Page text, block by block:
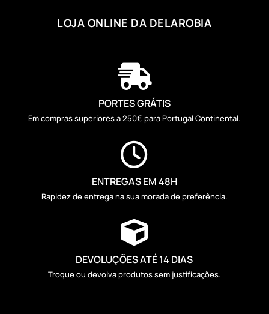
LOJA ONLINE DA DELAROBIA

PORTES GRÁTIS
Em compras superiores a 250€ para Portugal Continental.

ENTREGAS EM 48H
Rapidez de entrega na sua morada de preferência.

DEVOLUÇÕES ATÉ 14 DIAS
Troque ou devolva produtos sem justificações.